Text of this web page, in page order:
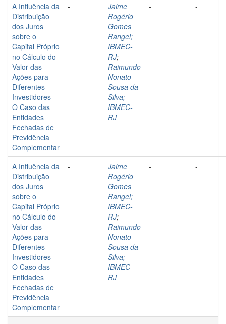
A Influência da
Distribuição
dos Juros
sobre o
Capital Próprio
no Cálculo do
Valor das
Ações para
Diferentes
Investidores –
O Caso das
Entidades
Fechadas de
Previdência
Complementar
-
Jaime
Rogério
Gomes
Rangel;
IBMEC-
RJ;
Raimundo
Nonato
Sousa da
Silva;
IBMEC-
RJ
- -
A Influência da
Distribuição
dos Juros
sobre o
Capital Próprio
no Cálculo do
Valor das
Ações para
Diferentes
Investidores –
O Caso das
Entidades
Fechadas de
Previdência
Complementar
-
Jaime
Rogério
Gomes
Rangel;
IBMEC-
RJ;
Raimundo
Nonato
Sousa da
Silva;
IBMEC-
RJ
- -